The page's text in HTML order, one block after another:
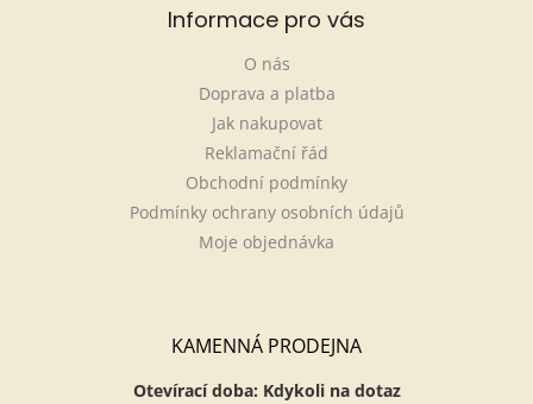
Informace pro vás
O nás
Doprava a platba
Jak nakupovat
Reklamační řád
Obchodní podmínky
Podmínky ochrany osobních údajů
Moje objednávka
KAMENNÁ PRODEJNA
Otevírací doba: Kdykoli na dotaz